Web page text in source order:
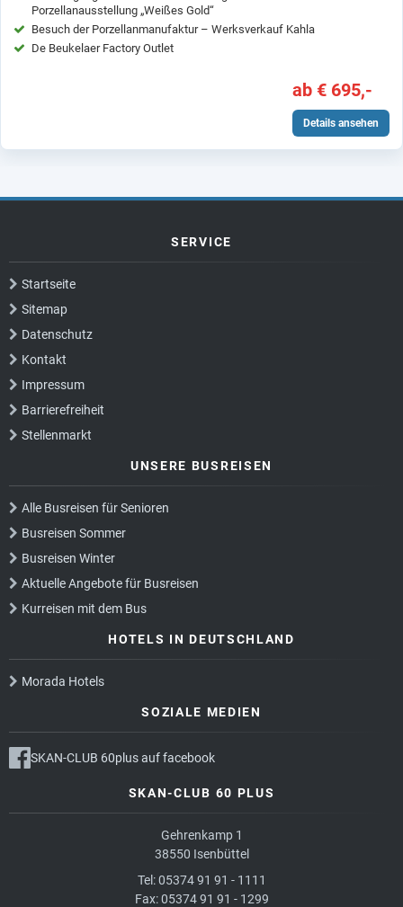
Porzellanausstellung „Weißes Gold“
Besuch der Porzellanmanufaktur – Werksverkauf Kahla
De Beukelaer Factory Outlet
ab € 695,-
Details ansehen
SERVICE
Startseite
Sitemap
Datenschutz
Kontakt
Impressum
Barrierefreiheit
Stellenmarkt
UNSERE BUSREISEN
Alle Busreisen für Senioren
Busreisen Sommer
Busreisen Winter
Aktuelle Angebote für Busreisen
Kurreisen mit dem Bus
HOTELS IN DEUTSCHLAND
Morada Hotels
SOZIALE MEDIEN
SKAN-CLUB 60plus auf facebook
SKAN-CLUB 60 PLUS
Gehrenkamp 1
38550 Isenbüttel
Tel: 05374 91 91 - 1111
Fax: 05374 91 91 - 1299